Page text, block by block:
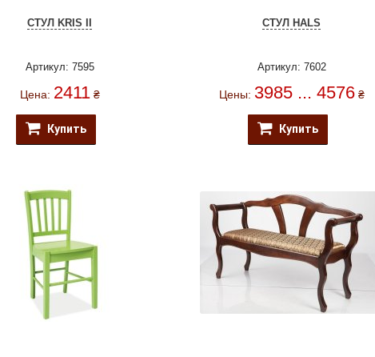
СТУЛ KRIS II
Артикул: 7595
Цена: 2411 ₴
Купить
СТУЛ HALS
Артикул: 7602
Цены: 3985 ... 4576 ₴
Купить